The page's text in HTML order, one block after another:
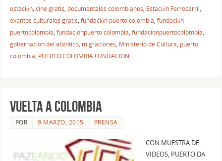
estación, cine gratis, documentales colombianos, Estación Ferrocarril,
eventos culturales gratis, fundación puerto colombia, fundación
puertocolombia, fundacionpuerto colombia, fundacionpuertocolombia,
gobernacion del atlántico, migraciones, Ministerio de Cultura, puerto
colombia, PUERTO COLOMBIA FUNDACION
VUELTA A COLOMBIA
POR 9 MARZO, 2015 PRENSA
CON MUESTRA DE
VIDEOS, PUERTO DA